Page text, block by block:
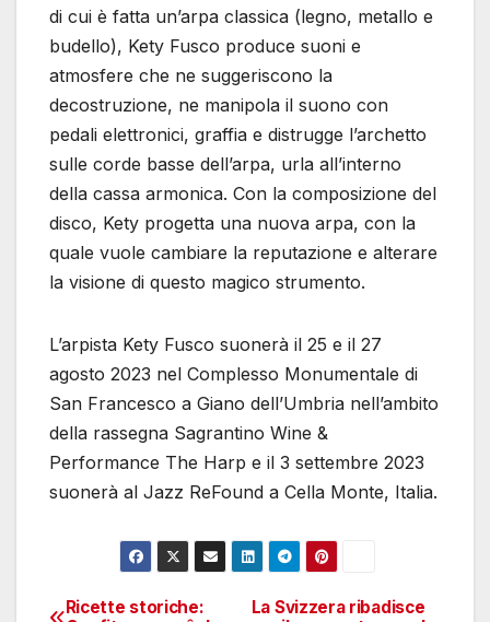
di cui è fatta un’arpa classica (legno, metallo e
budello), Kety Fusco produce suoni e
atmosfere che ne suggeriscono la
decostruzione, ne manipola il suono con
pedali elettronici, graffia e distrugge l’archetto
sulle corde basse dell’arpa, urla all’interno
della cassa armonica. Con la composizione del
disco, Kety progetta una nuova arpa, con la
quale vuole cambiare la reputazione e alterare
la visione di questo magico strumento.
L’arpista Kety Fusco suonerà il 25 e il 27
agosto 2023 nel Complesso Monumentale di
San Francesco a Giano dell’Umbria nell’ambito
della rassegna Sagrantino Wine &
Performance The Harp e il 3 settembre 2023
suonerà al Jazz ReFound a Cella Monte, Italia.
La Svizzera ribadisce
Ricette storiche: